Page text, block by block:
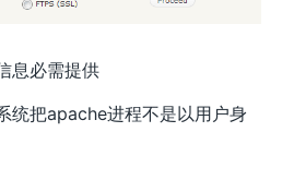
息必需提供
统把apache进程不是以用户身